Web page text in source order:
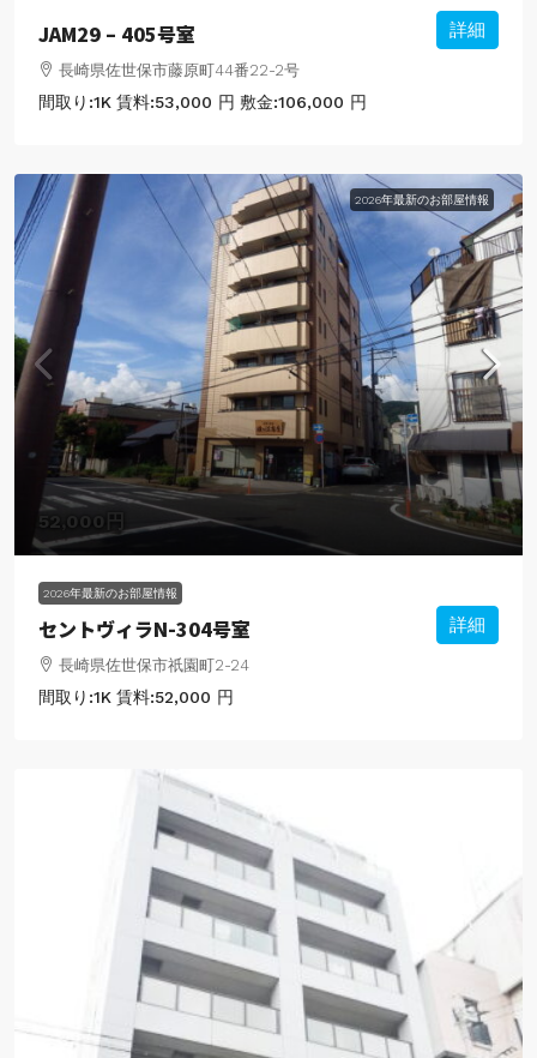
JAM29 – 405号室
長崎県佐世保市藤原町44番22-2号
間取り:1K 賃料:53,000 円 敷金:106,000 円
詳細
2026年最新のお部屋情報
52,000円
2026年最新のお部屋情報
セントヴィラN-304号室
長崎県佐世保市祇園町2-24
間取り:1K 賃料:52,000 円
詳細